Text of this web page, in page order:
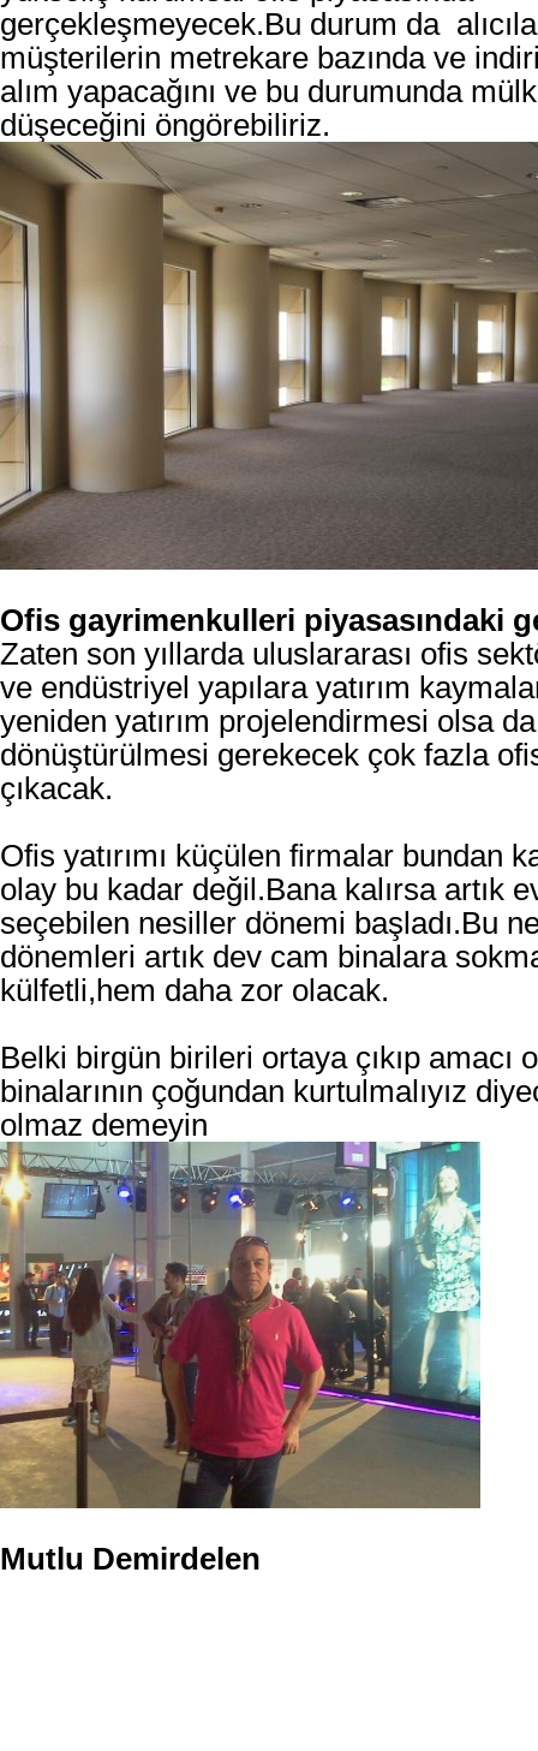
gerçekleşmeyecek.Bu durum da
müşterilerin metrekare bazında ve
alım yapacağını ve bu durumunda
düşeceğini öngörebiliriz.
Ofis gayrimenkulleri piyasasındaki
Zaten son yıllarda uluslararası ofis
ve endüstriyel yapılara yatırım
yeniden yatırım projelendirmesi olsa
dönüştürülmesi gerekecek çok fazla
çıkacak.
Ofis yatırımı küçülen firmalar bundan
olay bu kadar değil.Bana kalırsa artık
seçebilen nesiller dönemi başladı.Bu
dönemleri artık dev cam binalara
külfetli,hem daha zor olacak.
Belki birgün birileri ortaya çıkıp amacı
binalarının çoğundan kurtulmalıyız
olmaz demeyin
Mutlu Demirdelen